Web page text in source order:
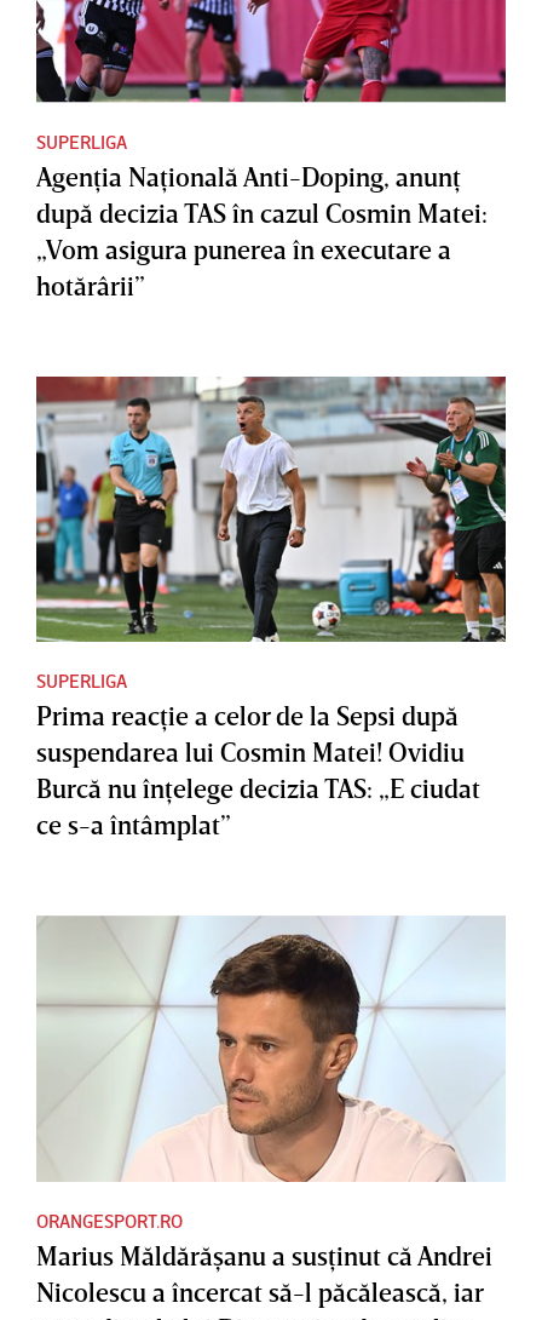
SUPERLIGA
Agenţia Naţională Anti-Doping, anunţ
după decizia TAS în cazul Cosmin Matei:
„Vom asigura punerea în executare a
hotărârii”
SUPERLIGA
Prima reacţie a celor de la Sepsi după
suspendarea lui Cosmin Matei! Ovidiu
Burcă nu înţelege decizia TAS: „E ciudat
ce s-a întâmplat”
ORANGESPORT.RO
Marius Măldărăşanu a susţinut că Andrei
Nicolescu a încercat să-l păcălească, iar